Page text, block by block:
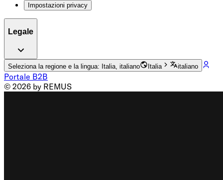
Impostazioni privacy
Legale
Seleziona la regione e la lingua: Italia, italiano Italia italiano
Portale B2B
© 2026 by REMUS